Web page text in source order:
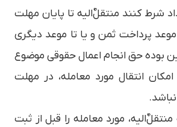
شرط کنند منتقلٌ­‌الیه تا پایان مهلت
پرداخت ثمن و یا تا موعد دیگری
بوده حق انجام اعمال حقوقی موضوع
امکان انتقال مورد معامله، در مهلت
مورد معامله را قبل از ثبت